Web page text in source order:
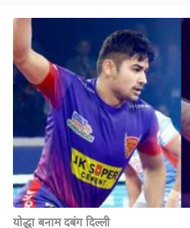
योद्धा बनाम दबंग दिल्ली